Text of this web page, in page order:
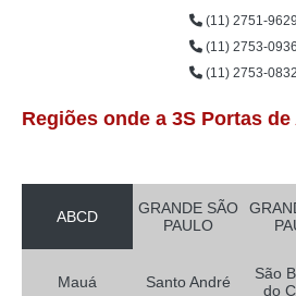
(11) 2751-9629
(11) 2753-0936
(11) 2753-0832
Regiões onde a 3S Portas
ABCD
GRANDE SÃO
PAULO
Mauá Santo André
São
do